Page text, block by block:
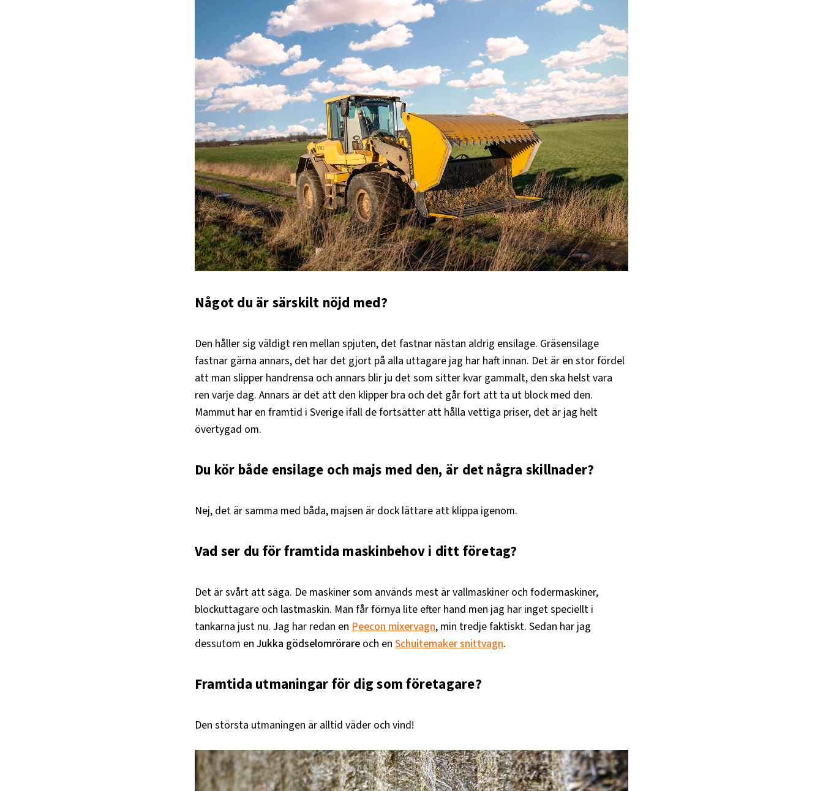
Något du är särskilt nöjd med?
Den håller sig väldigt ren mellan spjuten, det fastnar nästan aldrig ensilage. Gräsensilage
fastnar gärna annars, det har det gjort på alla uttagare jag har haft innan. Det är en stor fördel
att man slipper handrensa och annars blir ju det som sitter kvar gammalt, den ska helst vara
ren varje dag. Annars är det att den klipper bra och det går fort att ta ut block med den.
Mammut har en framtid i Sverige ifall de fortsätter att hålla vettiga priser, det är jag helt
övertygad om.
Du kör både ensilage och majs med den, är det några skillnader?
Nej, det är samma med båda, majsen är dock lättare att klippa igenom.
Vad ser du för framtida maskinbehov i ditt företag?
Det är svårt att säga. De maskiner som används mest är vallmaskiner och fodermaskiner,
blockuttagare och lastmaskin. Man får förnya lite efter hand men jag har inget speciellt i
tankarna just nu. Jag har redan en Peecon mixervagn, min tredje faktiskt. Sedan har jag
dessutom en Jukka gödselomrörare och en Schuitemaker snittvagn.
Framtida utmaningar för dig som företagare?
Den största utmaningen är alltid väder och vind!